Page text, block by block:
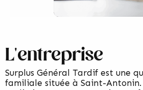
L'entreprise
Surplus Général Tardif est une
familiale située à Saint-Antonin.